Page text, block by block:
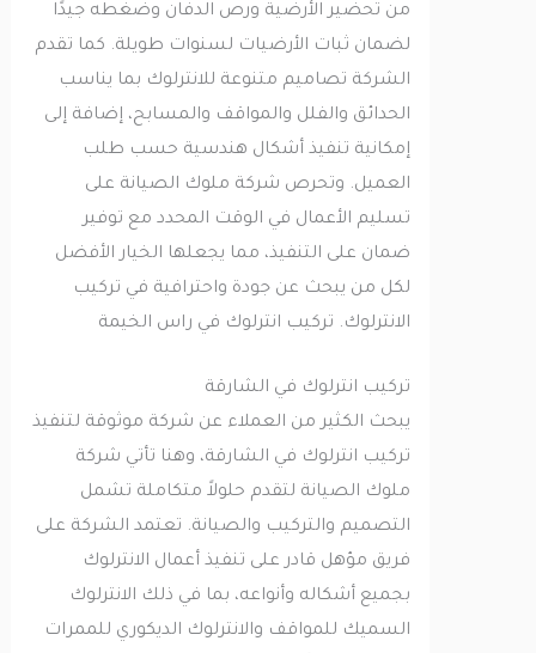
من تحضير الأرضية ورص الدفان وضغطه جيدًا
لضمان ثبات الأرضيات لسنوات طويلة. كما تقدم
الشركة تصاميم متنوعة للانترلوك بما يناسب
الحدائق والفلل والمواقف والمسابح، إضافة إلى
إمكانية تنفيذ أشكال هندسية حسب طلب
العميل. وتحرص شركة ملوك الصيانة على
تسليم الأعمال في الوقت المحدد مع توفير
ضمان على التنفيذ، مما يجعلها الخيار الأفضل
لكل من يبحث عن جودة واحترافية في تركيب
الانترلوك. تركيب انترلوك في راس الخيمة
تركيب انترلوك في الشارقة
يبحث الكثير من العملاء عن شركة موثوقة لتنفيذ
تركيب انترلوك في الشارقة، وهنا تأتي شركة
ملوك الصيانة لتقدم حلولاً متكاملة تشمل
التصميم والتركيب والصيانة. تعتمد الشركة على
فريق مؤهل قادر على تنفيذ أعمال الانترلوك
بجميع أشكاله وأنواعه، بما في ذلك الانترلوك
السميك للمواقف والانترلوك الديكوري للممرات